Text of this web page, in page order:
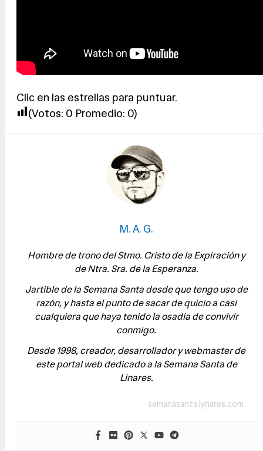
Clic en las estrellas para puntuar.
(Votos: 0 Promedio: 0)
M. A. G.
Hombre de trono del Stmo. Cristo de la Expiración y
de Ntra. Sra. de la Esperanza.
Jartible de la Semana Santa desde que tengo uso de
razón, y hasta el punto de sacar de quicio a casi
cualquiera que haya tenido la osadía de convivir
conmigo.
Desde 1998, creador, desarrollador y webmaster de
este portal web dedicado a la Semana Santa de
Linares.
semanasanta.lynares.com